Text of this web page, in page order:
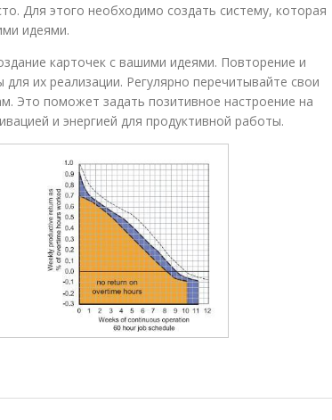
Для этого необходимо создать систему, которая
идеями.
карточек с вашими идеями. Повторение и
их реализации. Регулярно перечитывайте свои
Это поможет задать позитивное настроение на
и энергией для продуктивной работы.